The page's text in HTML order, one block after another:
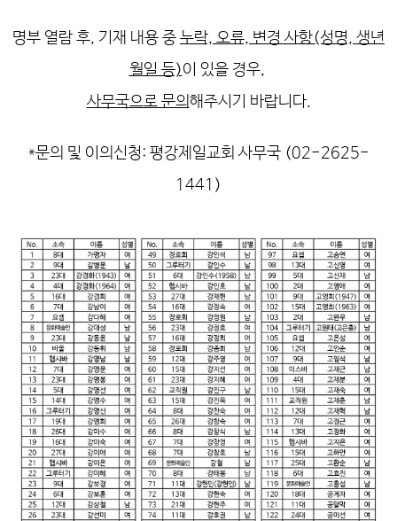
명부 열람 후, 기재 내용 중 누락, 오류, 변경 사항(성명, 생년
월일 등)이 있을 경우,
사무국으로 문의해주시기 바랍니다.
*문의 및 이의신청: 평강제일교회 사무국 (02-2625-
1441)